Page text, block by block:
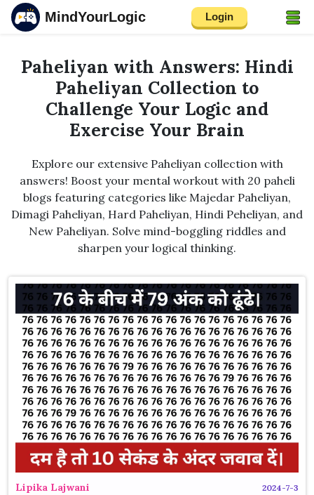
MindYourLogic Login
Paheliyan with Answers: Hindi
Paheliyan Collection to
Challenge Your Logic and
Exercise Your Brain
Explore our extensive Paheliyan collection with
answers! Boost your mental workout with 20 paheli
blogs featuring categories like Majedar Paheliyan,
Dimagi Paheliyan, Hard Paheliyan, Hindi Peheliyan, and
New Paheliyan. Solve mind-boggling riddles and
sharpen your logical thinking.
Lipika Lajwani 2024-7-3